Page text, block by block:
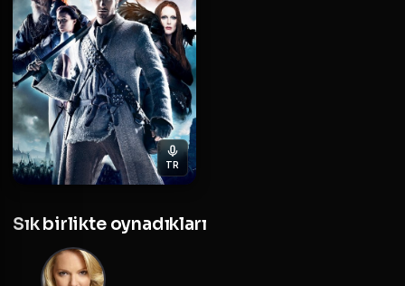
TR
Sık birlikte oynadıkları